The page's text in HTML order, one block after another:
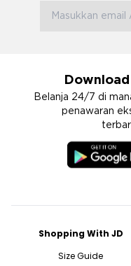
Belanja 24/7 di
penawaran
Shopping With JD
Size Guide